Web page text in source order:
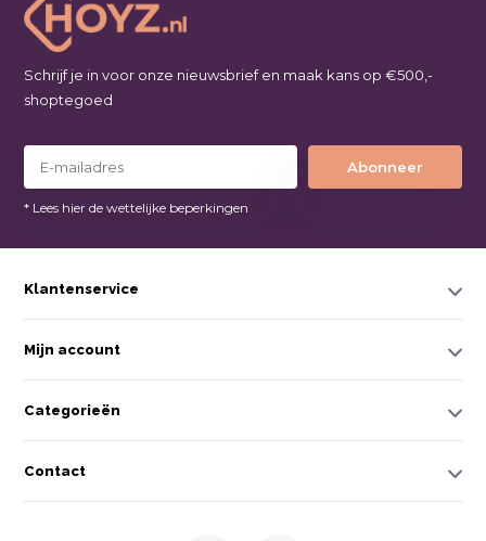
Schrijf je in voor onze nieuwsbrief en maak kans op €500,-
shoptegoed
Abonneer
* Lees hier de wettelijke beperkingen
Klantenservice
Mijn account
Categorieën
Contact